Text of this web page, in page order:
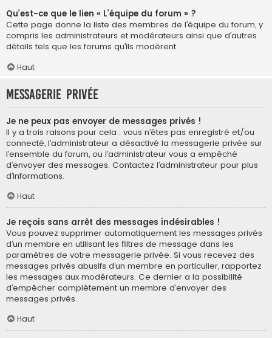
Qu’est-ce que le lien « L’équipe du forum » ?
Cette page donne la liste des membres de l’équipe du forum, y
compris les administrateurs et modérateurs ainsi que d’autres
détails tels que les forums qu’ils modèrent.
Haut
Messagerie privée
Je ne peux pas envoyer de messages privés !
Il y a trois raisons pour cela : vous n’êtes pas enregistré et/ou
connecté, l’administrateur a désactivé la messagerie privée sur
l’ensemble du forum, ou l’administrateur vous a empêché
d’envoyer des messages. Contactez l’administrateur pour plus
d’informations.
Haut
Je reçois sans arrêt des messages indésirables !
Vous pouvez supprimer automatiquement les messages privés
d’un membre en utilisant les filtres de message dans les
paramètres de votre messagerie privée. Si vous recevez des
messages privés abusifs d’un membre en particulier, rapportez
les messages aux modérateurs. Ce dernier a la possibilité
d’empêcher complètement un membre d’envoyer des
messages privés.
Haut